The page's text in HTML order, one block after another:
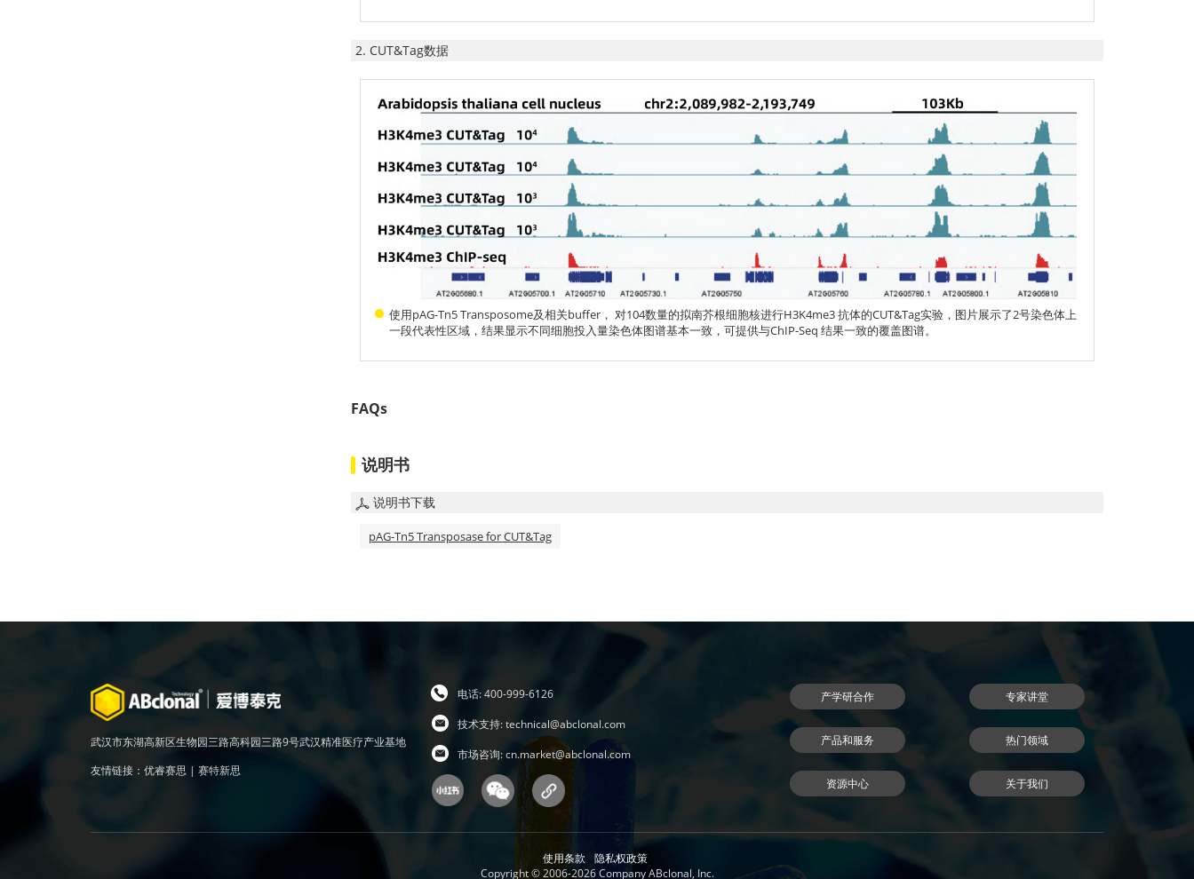
2. CUT&Tag数据
使用pAG-Tn5 Transposome及相关buffer， 对104数量的拟南芥根细胞核进行H3K4me3 抗体的CUT&Tag实验，图片展示了2号染色体上
一段代表性区域，结果显示不同细胞投入量染色体图谱基本一致，可提供与ChIP-Seq 结果一致的覆盖图谱。
FAQs
说明书
说明书下载
pAG-Tn5 Transposase for CUT&Tag
武汉市东湖高新区生物园三路高科园三路9号武汉精准医疗产业基地
友情链接： 优睿赛思 | 赛特新思
电话: 400-999-6126
技术支持:technical@abclonal.com
市场咨询:cn.market@abclonal.com
产学研合作 专家讲堂
产品和服务 热门领域
资源中心 关于我们
使用条款
隐私权政策
Copyright © 2006-2026 Company ABclonal, Inc.